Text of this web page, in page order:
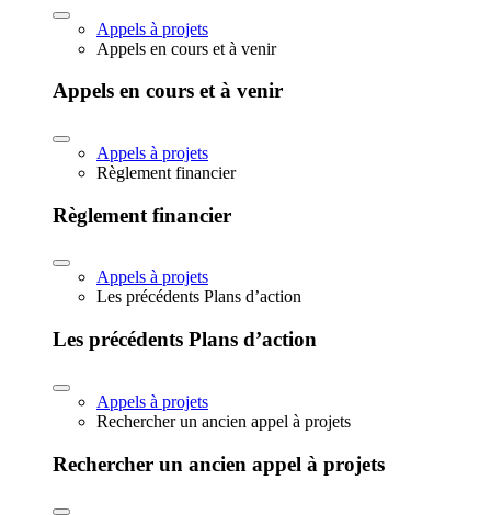
Appels à projets
Appels en cours et à venir
Appels en cours et à venir
Appels à projets
Règlement financier
Règlement financier
Appels à projets
Les précédents Plans d’action
Les précédents Plans d’action
Appels à projets
Rechercher un ancien appel à projets
Rechercher un ancien appel à projets